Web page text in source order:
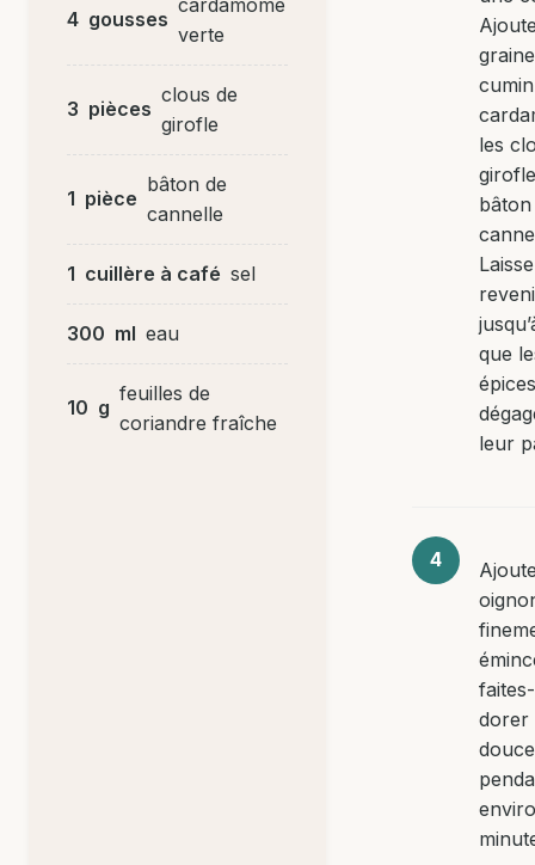
4 gousses
verte
3 pièces
clous de
girofle
1 pièce
bâton de
cannelle
1 cuillère à café sel
300 ml eau
10 g
feuilles de
coriandre fraîche
les
que
épices
leur
dorer